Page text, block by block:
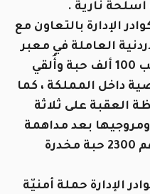
الإدارة بالتعاون مع
العاملة في معبر
جابر الحدودي من إحباط تهريب 100 ألف حبة وأُلقي
داخل المملكة ، كما
العقبة على ثلاثة
بعد مداهمة
مكان وجودهم وضبط بحوزتهم 2300 حبة مخدرة
الإدارة حملة أمنيّة